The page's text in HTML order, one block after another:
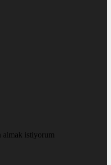
almak istiyorum